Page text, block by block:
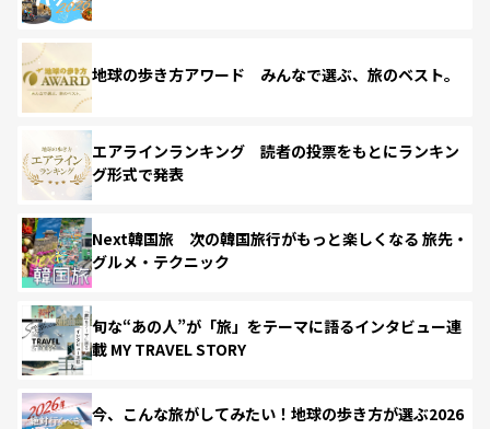
地球の歩き方アワード みんなで選ぶ、旅のベスト。
エアラインランキング 読者の投票をもとにランキン
グ形式で発表
Next韓国旅 次の韓国旅行がもっと楽しくなる 旅先・
グルメ・テクニック
旬な“あの人”が「旅」をテーマに語るインタビュー連
載 MY TRAVEL STORY
今、こんな旅がしてみたい！地球の歩き方が選ぶ2026